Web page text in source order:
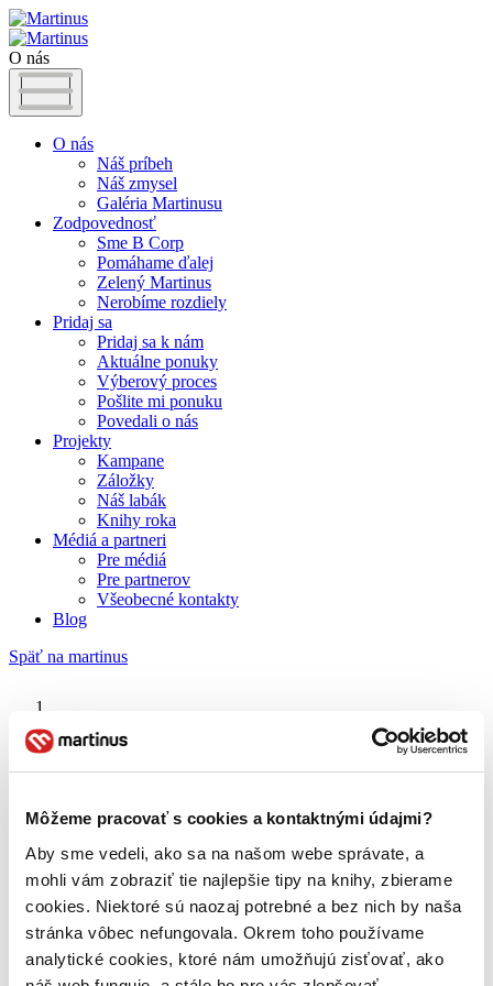
Môžeme pracovať s cookies a kontaktnými údajmi?
Aby sme vedeli, ako sa na našom webe správate, a
mohli vám zobraziť tie najlepšie tipy na knihy, zbierame
cookies. Niektoré sú naozaj potrebné a bez nich by naša
stránka vôbec nefungovala. Okrem toho používame
analytické cookies, ktoré nám umožňujú zisťovať, ako
O nás
O nás
Náš príbeh
Náš zmysel
Galéria Martinusu
Zodpovednosť
Sme B Corp
Pomáhame ďalej
Zelený Martinus
Nerobíme rozdiely
Pridaj sa
Pridaj sa k nám
Aktuálne ponuky
Výberový proces
Pošlite mi ponuku
Povedali o nás
Projekty
Kampane
Záložky
Náš labák
Knihy roka
Médiá a partneri
Pre médiá
Pre partnerov
Všeobecné kontakty
Blog
Späť na martinus
Gejza Vámoš
O nás
Náš príbeh
Galéria Martinusu
Zodpovednosť
Sme B Corp